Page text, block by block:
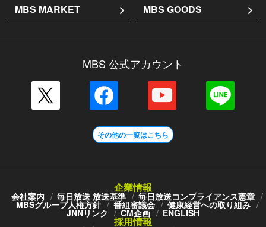
MBS MARKET MBS GOODS
MBS 公式アカウント
その他の一覧はこちら
企業情報
会社案内 毎日放送 放送基準 毎日放送コンプライアンス憲章
MBSグループ人権方針 番組審議会 健康経営への取り組み
JNNリンク CM企画 ENGLISH
採用情報